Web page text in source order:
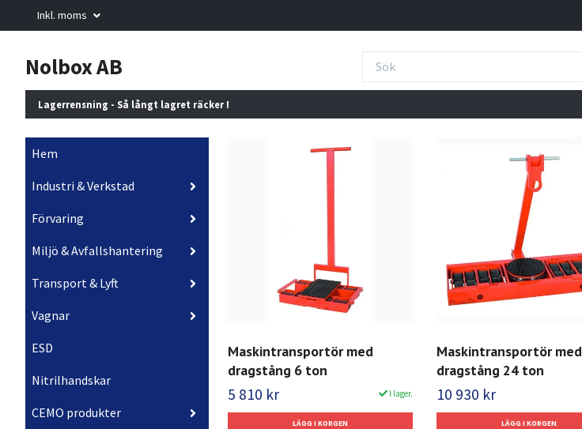
Inkl. moms
Nolbox AB
Lagerrensning - Så långt lagret räcker !
Hem
Industri & Verkstad
Förvaring
Miljö & Avfallshantering
Transport & Lyft
Vagnar
ESD
Nitrilhandskar
CEMO produkter
Maskintransportör med
dragstång 6 ton
5 810 kr I lager.
Maskintransportör med
dragstång 24 ton
10 930 kr